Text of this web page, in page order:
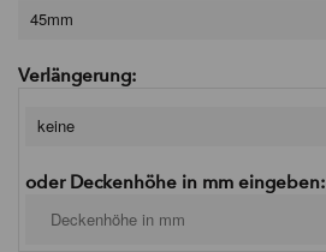
45mm
Verlängerung:
keine
oder Deckenhöhe in mm eingeben: